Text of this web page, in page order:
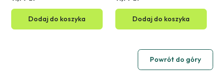
Dodaj do koszyka Dodaj do koszyka
Powrót do góry